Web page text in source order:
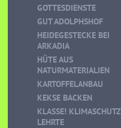
GOTTESDIENSTE
GUT ADOLPHSHOF
HEIDEGESTECKE BEI
ARKADIA
HÜTE AUS
NATURMATERIALIEN
KARTOFFELANBAU
KEKSE BACKEN
KLASSE! KLIMASCHUTZ
LEHRTE